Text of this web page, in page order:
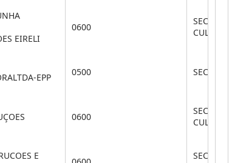
EIRELI
0600
SEC. DE
EPP
0500 SEC. DE
0600
SEC. DE
E
SEC. DE